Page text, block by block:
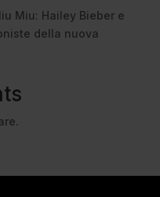
Miu: Hailey Bieber e
della nuova